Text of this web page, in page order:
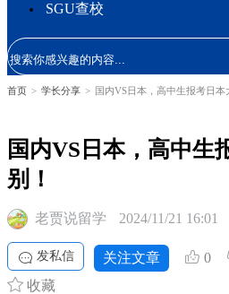
SGU查校
首页 > 学长分享 > 国内VS日本，高中生报考日本
国内VS日本，高中生
别！
老贾说留学 2024/11/21 16:01
发私信 关注文章 0
收藏